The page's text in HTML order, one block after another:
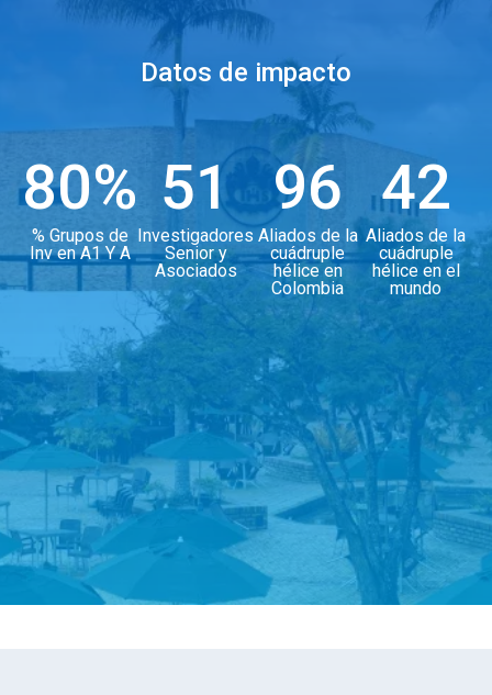
Datos de impacto
80%
% Grupos de
Inv en A1 Y A
51
Investigadores
Senior y
Asociados
96
Aliados de la
cuádruple
hélice en
Colombia
42
Aliados de la
cuádruple
hélice en el
mundo